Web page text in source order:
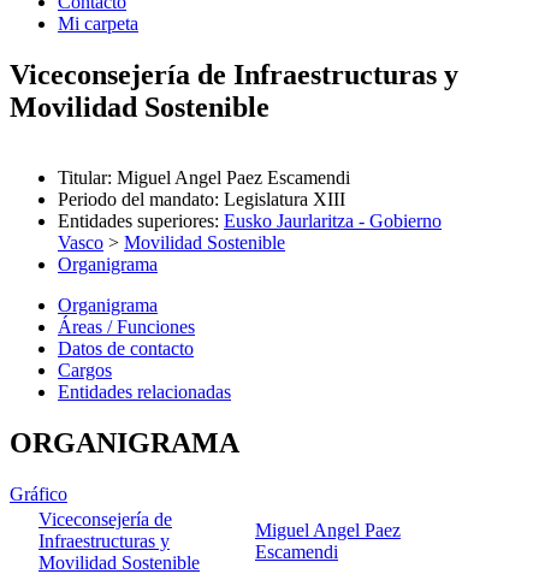
Mi carpeta
Viceconsejería de Infraestructuras y
Movilidad Sostenible
Titular: Miguel Angel Paez Escamendi
Periodo del mandato: Legislatura XIII
Entidades superiores: Eusko Jaurlaritza - Gobierno
Vasco > Movilidad Sostenible
Organigrama
Organigrama
Áreas / Funciones
Datos de contacto
Cargos
Entidades relacionadas
ORGANIGRAMA
Gráfico
Viceconsejería de
Infraestructuras y
Movilidad Sostenible
Miguel Angel Paez
Escamendi